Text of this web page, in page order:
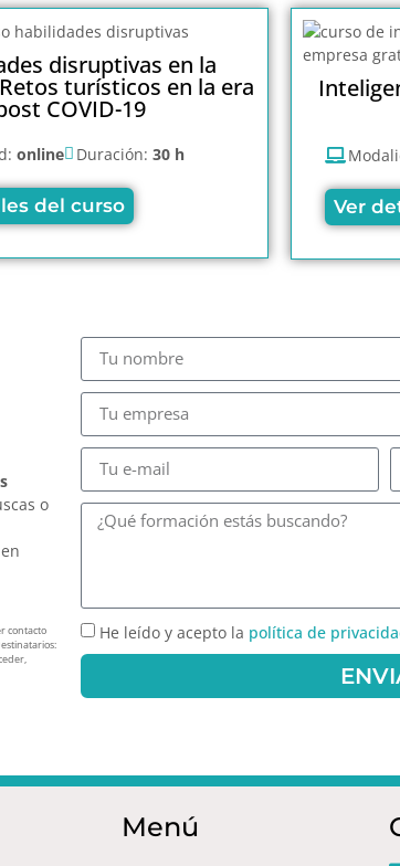
disruptivas en la
turísticos en la era
COVID-19
online Duración: 30 h
del curso Ver
o
contacto
He leído y acepto la política de
Menú